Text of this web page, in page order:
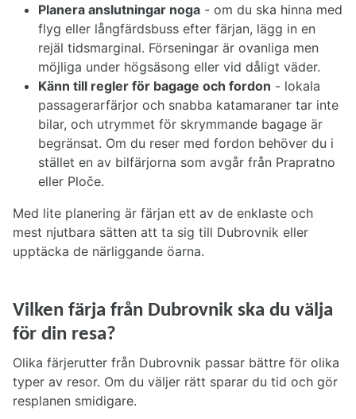
Planera anslutningar noga - om du ska hinna med
flyg eller långfärdsbuss efter färjan, lägg in en
rejäl tidsmarginal. Förseningar är ovanliga men
möjliga under högsäsong eller vid dåligt väder.
Känn till regler för bagage och fordon - lokala
passagerarfärjor och snabba katamaraner tar inte
bilar, och utrymmet för skrymmande bagage är
begränsat. Om du reser med fordon behöver du i
stället en av bilfärjorna som avgår från Prapratno
eller Ploče.
Med lite planering är färjan ett av de enklaste och
mest njutbara sätten att ta sig till Dubrovnik eller
upptäcka de närliggande öarna.
Vilken färja från Dubrovnik ska du välja
för din resa?
Olika färjerutter från Dubrovnik passar bättre för olika
typer av resor. Om du väljer rätt sparar du tid och gör
resplanen smidigare.